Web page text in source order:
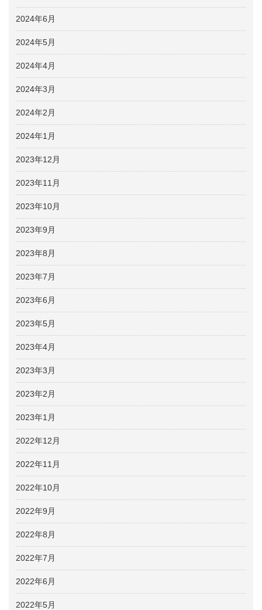
2024年6月
2024年5月
2024年4月
2024年3月
2024年2月
2024年1月
2023年12月
2023年11月
2023年10月
2023年9月
2023年8月
2023年7月
2023年6月
2023年5月
2023年4月
2023年3月
2023年2月
2023年1月
2022年12月
2022年11月
2022年10月
2022年9月
2022年8月
2022年7月
2022年6月
2022年5月